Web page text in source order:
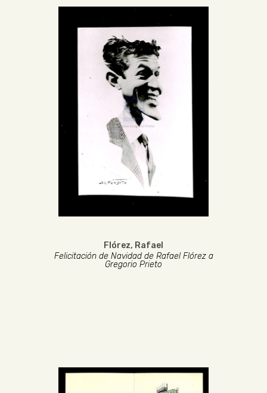
Flórez, Rafael
Felicitación de Navidad de Rafael Flórez a
Gregorio Prieto